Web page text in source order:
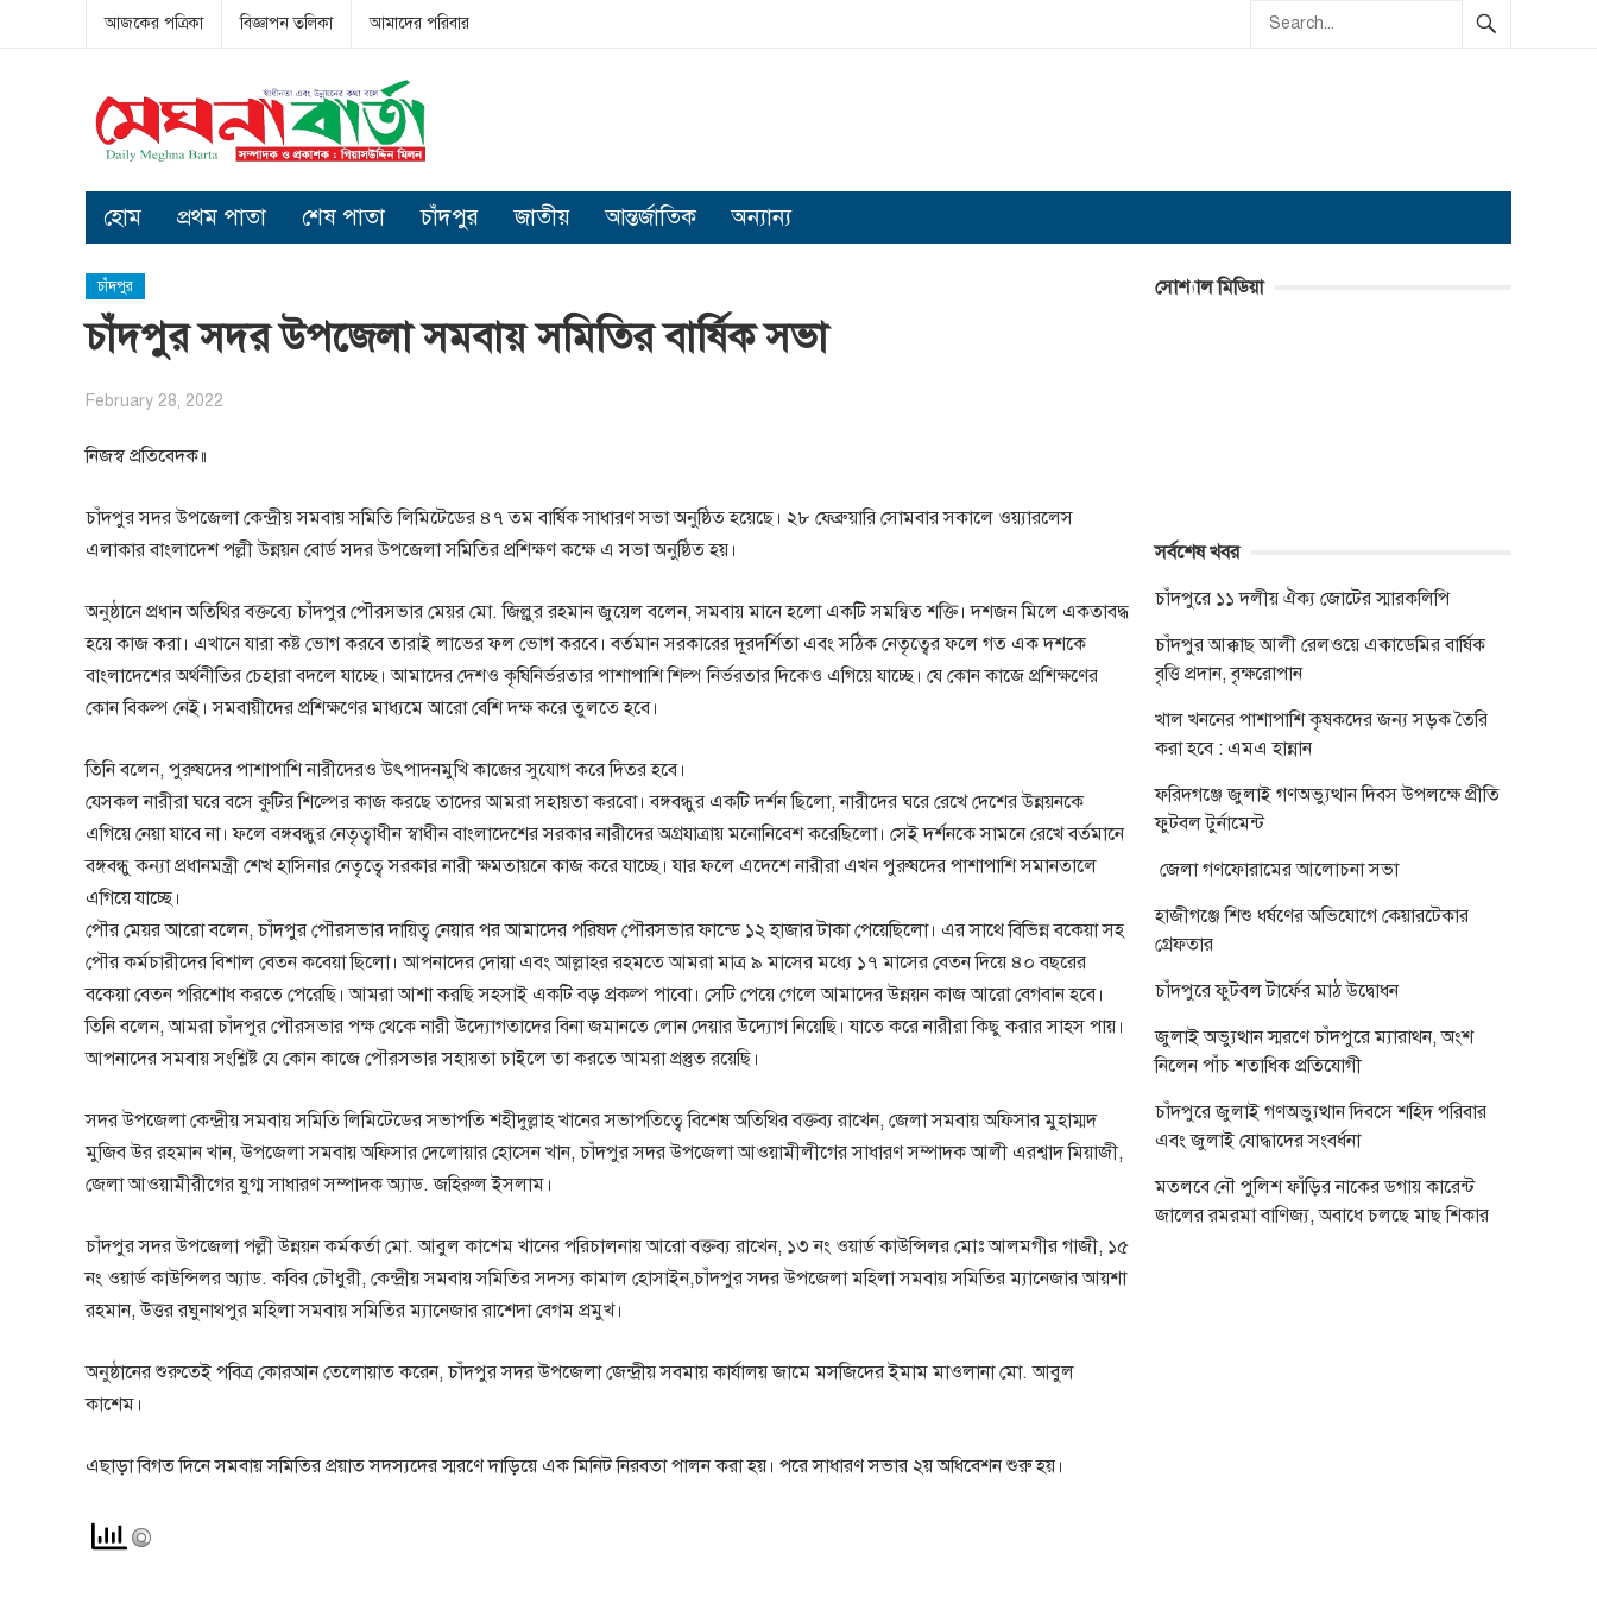
আজকের পত্রিকা বিজ্ঞাপন তলিকা আমাদের পরিবার
হোম প্রথম পাতা শেষ পাতা চাঁদপুর জাতীয় আন্তর্জাতিক অন্যান্য
চাঁদপুর
চাঁদপুর সদর উপজেলা সমবায় সমিতির বার্ষিক সভা
February 28, 2022
নিজস্ব প্রতিবেদক॥
চাঁদপুর সদর উপজেলা কেন্দ্রীয় সমবায় সমিতি লিমিটেডের ৪৭ তম বার্ষিক সাধারণ সভা অনুষ্ঠিত হয়েছে। ২৮ ফেব্রুয়ারি সোমবার সকালে ওয়্যারলেস
এলাকার বাংলাদেশ পল্লী উন্নয়ন বোর্ড সদর উপজেলা সমিতির প্রশিক্ষণ কক্ষে এ সভা অনুষ্ঠিত হয়।
অনুষ্ঠানে প্রধান অতিথির বক্তব্যে চাঁদপুর পৌরসভার মেয়র মো. জিল্লুর রহমান জুয়েল বলেন, সমবায় মানে হলো একটি সমন্বিত শক্তি। দশজন মিলে একতাবদ্ধ
হয়ে কাজ করা। এখানে যারা কষ্ট ভোগ করবে তারাই লাভের ফল ভোগ করবে। বর্তমান সরকারের দূরদর্শিতা এবং সঠিক নেতৃত্বের ফলে গত এক দশকে
বাংলাদেশের অর্থনীতির চেহারা বদলে যাচ্ছে। আমাদের দেশও কৃষিনির্ভরতার পাশাপাশি শিল্প নির্ভরতার দিকেও এগিয়ে যাচ্ছে। যে কোন কাজে প্রশিক্ষণের
কোন বিকল্প নেই। সমবায়ীদের প্রশিক্ষণের মাধ্যমে আরো বেশি দক্ষ করে তুলতে হবে।
তিনি বলেন, পুরুষদের পাশাপাশি নারীদেরও উৎপাদনমুখি কাজের সুযোগ করে দিতর হবে।
যেসকল নারীরা ঘরে বসে কুটির শিল্পের কাজ করছে তাদের আমরা সহায়তা করবো। বঙ্গবন্ধুর একটি দর্শন ছিলো, নারীদের ঘরে রেখে দেশের উন্নয়নকে
এগিয়ে নেয়া যাবে না। ফলে বঙ্গবন্ধুর নেতৃত্বাধীন স্বাধীন বাংলাদেশের সরকার নারীদের অগ্রযাত্রায় মনোনিবেশ করেছিলো। সেই দর্শনকে সামনে রেখে বর্তমানে
বঙ্গবন্ধু কন্যা প্রধানমন্ত্রী শেখ হাসিনার নেতৃত্বে সরকার নারী ক্ষমতায়নে কাজ করে যাচ্ছে। যার ফলে এদেশে নারীরা এখন পুরুষদের পাশাপাশি সমানতালে
এগিয়ে যাচ্ছে।
পৌর মেয়র আরো বলেন, চাঁদপুর পৌরসভার দায়িত্ব নেয়ার পর আমাদের পরিষদ পৌরসভার ফান্ডে ১২ হাজার টাকা পেয়েছিলো। এর সাথে বিভিন্ন বকেয়া সহ
পৌর কর্মচারীদের বিশাল বেতন কবেয়া ছিলো। আপনাদের দোয়া এবং আল্লাহর রহমতে আমরা মাত্র ৯ মাসের মধ্যে ১৭ মাসের বেতন দিয়ে ৪০ বছরের
বকেয়া বেতন পরিশোধ করতে পেরেছি। আমরা আশা করছি সহসাই একটি বড় প্রকল্প পাবো। সেটি পেয়ে গেলে আমাদের উন্নয়ন কাজ আরো বেগবান হবে।
তিনি বলেন, আমরা চাঁদপুর পৌরসভার পক্ষ থেকে নারী উদ্যোগতাদের বিনা জমানতে লোন দেয়ার উদ্যোগ নিয়েছি। যাতে করে নারীরা কিছু করার সাহস পায়।
আপনাদের সমবায় সংশ্লিষ্ট যে কোন কাজে পৌরসভার সহায়তা চাইলে তা করতে আমরা প্রস্তুত রয়েছি।
সদর উপজেলা কেন্দ্রীয় সমবায় সমিতি লিমিটেডের সভাপতি শহীদুল্লাহ খানের সভাপতিত্বে বিশেষ অতিথির বক্তব্য রাখেন, জেলা সমবায় অফিসার মুহাম্মদ
মুজিব উর রহমান খান, উপজেলা সমবায় অফিসার দেলোয়ার হোসেন খান, চাঁদপুর সদর উপজেলা আওয়ামীলীগের সাধারণ সম্পাদক আলী এরশ্বাদ মিয়াজী,
জেলা আওয়ামীরীগের যুগ্ম সাধারণ সম্পাদক অ্যাড. জহিরুল ইসলাম।
চাঁদপুর সদর উপজেলা পল্লী উন্নয়ন কর্মকর্তা মো. আবুল কাশেম খানের পরিচালনায় আরো বক্তব্য রাখেন, ১৩ নং ওয়ার্ড কাউন্সিলর মোঃ আলমগীর গাজী, ১৫
নং ওয়ার্ড কাউন্সিলর অ্যাড. কবির চৌধুরী, কেন্দ্রীয় সমবায় সমিতির সদস্য কামাল হোসাইন,চাঁদপুর সদর উপজেলা মহিলা সমবায় সমিতির ম্যানেজার আয়শা
রহমান, উত্তর রঘুনাথপুর মহিলা সমবায় সমিতির ম্যানেজার রাশেদা বেগম প্রমুখ।
অনুষ্ঠানের শুরুতেই পবিত্র কোরআন তেলোয়াত করেন, চাঁদপুর সদর উপজেলা জেন্দ্রীয় সবমায় কার্যালয় জামে মসজিদের ইমাম মাওলানা মো. আবুল
কাশেম।
এছাড়া বিগত দিনে সমবায় সমিতির প্রয়াত সদস্যদের স্মরণে দাড়িয়ে এক মিনিট নিরবতা পালন করা হয়। পরে সাধারণ সভার ২য় অধিবেশন শুরু হয়।
সোশ্যাল মিডিয়া
সর্বশেষ খবর
চাঁদপুরে ১১ দলীয় ঐক্য জোটের স্মারকলিপি
চাঁদপুর আক্কাছ আলী রেলওয়ে একাডেমির বার্ষিক
বৃত্তি প্রদান, বৃক্ষরোপান
খাল খননের পাশাপাশি কৃষকদের জন্য সড়ক তৈরি
করা হবে : এমএ হান্নান
ফরিদগঞ্জে জুলাই গণঅভ্যুত্থান দিবস উপলক্ষে প্রীতি
ফুটবল টুর্নামেন্ট
জেলা গণফোরামের আলোচনা সভা
হাজীগঞ্জে শিশু ধর্ষণের অভিযোগে কেয়ারটেকার
গ্রেফতার
চাঁদপুরে ফুটবল টার্ফের মাঠ উদ্বোধন
জুলাই অভ্যুত্থান স্মরণে চাঁদপুরে ম্যারাথন, অংশ
নিলেন পাঁচ শতাধিক প্রতিযোগী
চাঁদপুরে জুলাই গণঅভ্যুত্থান দিবসে শহিদ পরিবার
এবং জুলাই যোদ্ধাদের সংবর্ধনা
মতলবে নৌ পুলিশ ফাঁড়ির নাকের ডগায় কারেন্ট
জালের রমরমা বাণিজ্য, অবাধে চলছে মাছ শিকার